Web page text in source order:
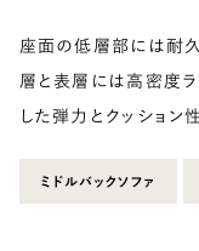
座面の低層部には耐
層と表層には高密度ラ
した弾力とクッション
ミドルバックソファ